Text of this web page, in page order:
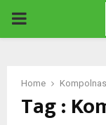
PRIMARY
Home Kompolnas
Tag :